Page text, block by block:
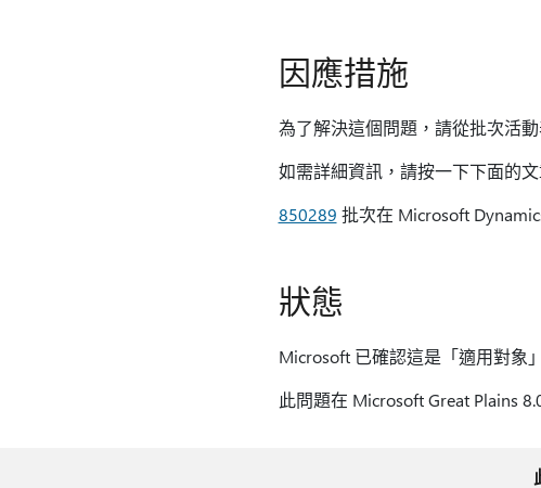
因應措施
為了解決這個問題，請從批次活
如需詳細資訊，請按一下下面的
850289 批次在 Microsoft
狀態
Microsoft 已確認這是「適用對象
此問題在 Microsoft Great Plains